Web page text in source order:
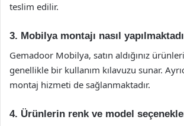
teslim edilir.
3. Mobilya montajı nasıl
Gemadoor Mobilya, satın aldığınız
genellikle bir kullanım kılavuzu sunar.
montaj hizmeti de sağlanmaktadır.
4. Ürünlerin renk ve model